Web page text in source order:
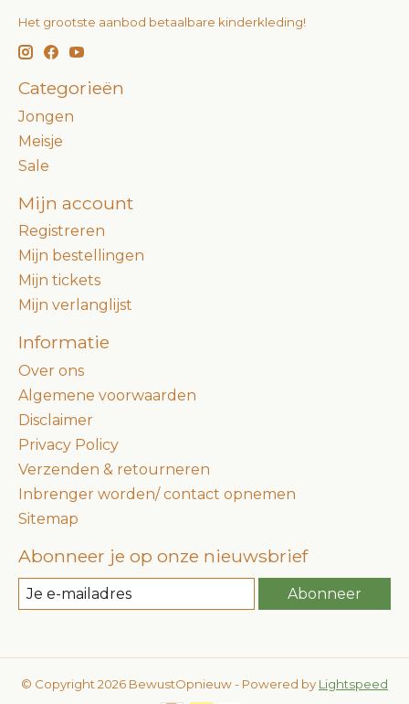
Het grootste aanbod betaalbare kinderkleding!
Categorieën
Jongen
Meisje
Sale
Mijn account
Registreren
Mijn bestellingen
Mijn tickets
Mijn verlanglijst
Informatie
Over ons
Algemene voorwaarden
Disclaimer
Privacy Policy
Verzenden & retourneren
Inbrenger worden/ contact opnemen
Sitemap
Abonneer je op onze nieuwsbrief
Abonneer
© Copyright 2026 BewustOpnieuw - Powered by Lightspeed